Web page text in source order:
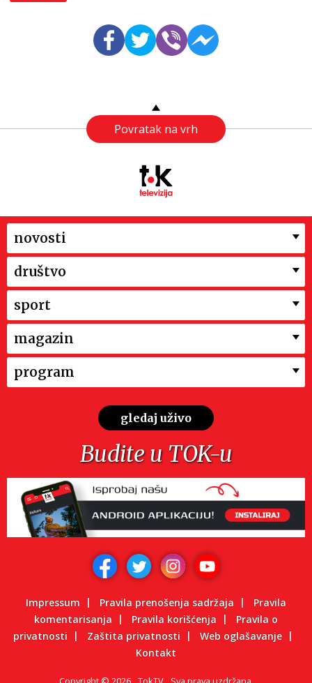
Povratak na vrh
novosti
društvo
sport
magazin
program
gledaj uživo
Budite u TOK-u
Impressum Pravila prenošenja sadržaja
Pravila
komentarisanja
Pravila korišćenja
Pravila o
privatnosti
Zaštita privatnosti
Web oglašavanje
Kontakt